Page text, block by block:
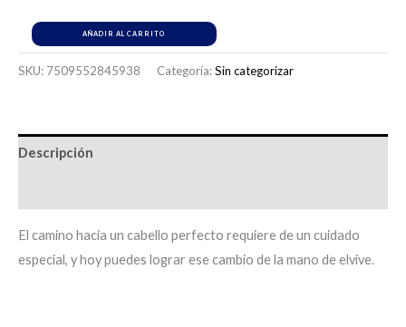
AÑADIR AL CARRITO
SKU: 7509552845938 Categoría:Sin categorizar
Descripción
El camino hacia un cabello perfecto requiere de un cuidado
especial, y hoy puedes lograr ese cambio de la mano de elvive.